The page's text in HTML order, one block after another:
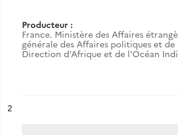
Producteur :
France. Ministère des Affaires
générale des Affaires politiques et de
Direction d'Afrique et de l'Océan
n°
2